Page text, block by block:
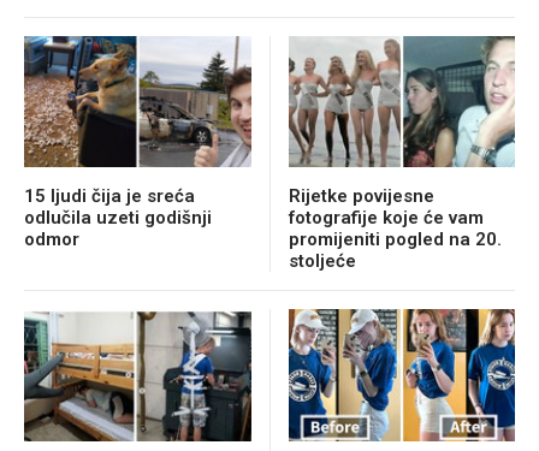
15 ljudi čija je sreća
odlučila uzeti godišnji
odmor
Rijetke povijesne
fotografije koje će vam
promijeniti pogled na 20.
stoljeće